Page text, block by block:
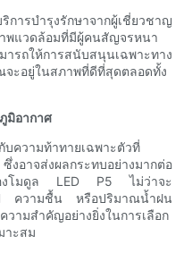
ารบำรุงรักษาจากผู้เชี่ยวชาญ
พแวดล้อมที่มีผู้คนสัญจรหนา
ถให้การสนับสนุนเฉพาะทาง
จะอยู่ในสภาพที่ดีที่สุดตลอดทั้ง
มิอากาศ
บความท้าทายเฉพาะตัวที่
าจส่งผลกระทบอย่างมากต่อ
องโมดูล LED P5 ไม่ว่าจะ
ป ความชื้น หรือปริมาณน้ำฝน
วามสำคัญอย่างยิ่งในการเลือก
าะสม